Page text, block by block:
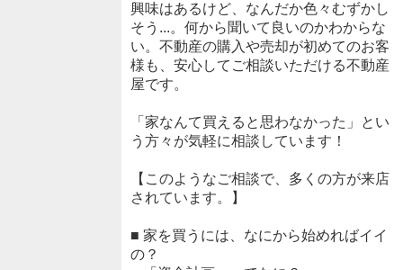
興味はあるけど、なんだか色々むずかし
そう...。何から聞いて良いのかわからな
い。不動産の購入や売却が初めてのお客
様も、安心してご相談いただける不動産
屋です。
「家なんて買えると思わなかった」とい
う方々が気軽に相談しています！
【このようなご相談で、多くの方が来店
されています。】
■ 家を買うには、なにから始めればイイ
の？